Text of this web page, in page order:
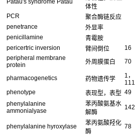
Patau′s syndrome Patau
体性
PCR
聚合酶链反应
penetrance
外显率
penicillamine
青霉胺
pericertric inversion
臂间倒位
16
peripheral membrane
protein
外周膜蛋白 70
pharmacogenetics 药物遗传学
1，
111
phenotype
表现型，表型 49
phenylalanine
ammonialyase
苯丙酸氨基水
解酶
142
phenylalanine hyroxylase
苯丙氨酸羟化
酶
78